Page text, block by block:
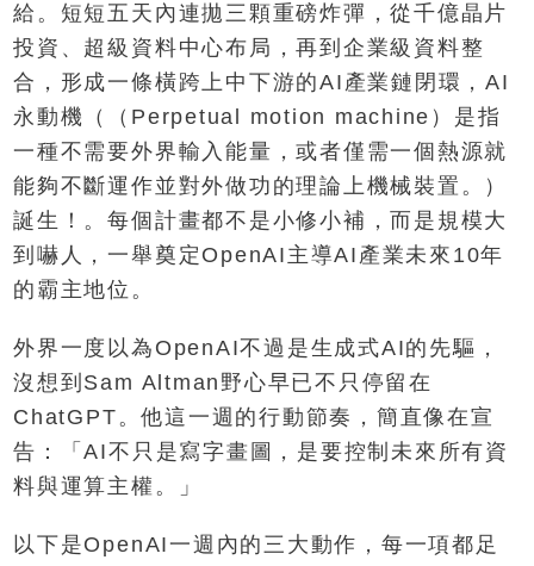
給。短短五天內連拋三顆重磅炸彈，從千億晶片
投資、超級資料中心布局，再到企業級資料整
合，形成一條橫跨上中下游的AI產業鏈閉環，AI
永動機（（Perpetual motion machine）是指
一種不需要外界輸入能量，或者僅需一個熱源就
能夠不斷運作並對外做功的理論上機械裝置。）
誕生！。每個計畫都不是小修小補，而是規模大
到嚇人，一舉奠定OpenAI主導AI產業未來10年
的霸主地位。
外界一度以為OpenAI不過是生成式AI的先驅，
沒想到Sam Altman野心早已不只停留在
ChatGPT。他這一週的行動節奏，簡直像在宣
告：「AI不只是寫字畫圖，是要控制未來所有資
料與運算主權。」
以下是OpenAI一週內的三大動作，每一項都足